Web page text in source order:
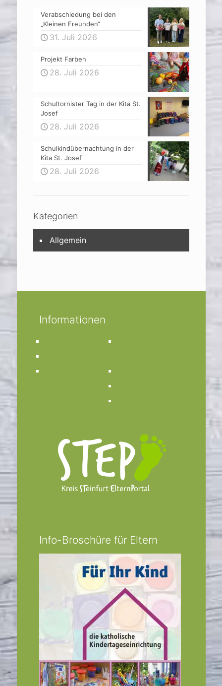
Verabschiedung bei den
„Kleinen Freunden“
31. Juli 2026
Projekt Farben
28. Juli 2026
Schultornister Tag in der Kita St.
Josef
28. Juli 2026
Schulkindübernachtung in der
Kita St. Josef
28. Juli 2026
Kategorien
Allgemein
Informationen
Info-Broschüre für Eltern